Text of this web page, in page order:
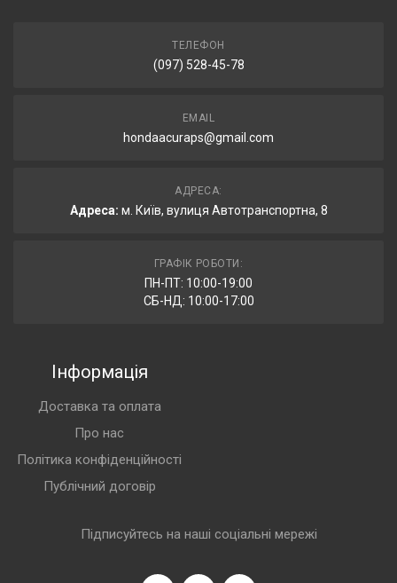
ТЕЛЕФОН
(097) 528-45-78
EMAIL
hondaacuraps@gmail.com
АДРЕСА:
Адреса: м. Київ, вулиця Автотранспортна, 8
ГРАФІК РОБОТИ:
ПН-ПТ: 10:00-19:00
СБ-НД: 10:00-17:00
Інформація
Доставка та оплата
Про нас
Політика конфіденційності
Публічний договір
Підписуйтесь на наші соціальні мережі